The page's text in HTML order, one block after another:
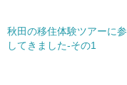
秋田の移住体験ツアーに
してきました-その1